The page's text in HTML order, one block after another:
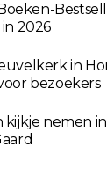
2026
in
bezoekers
kijkje nemen